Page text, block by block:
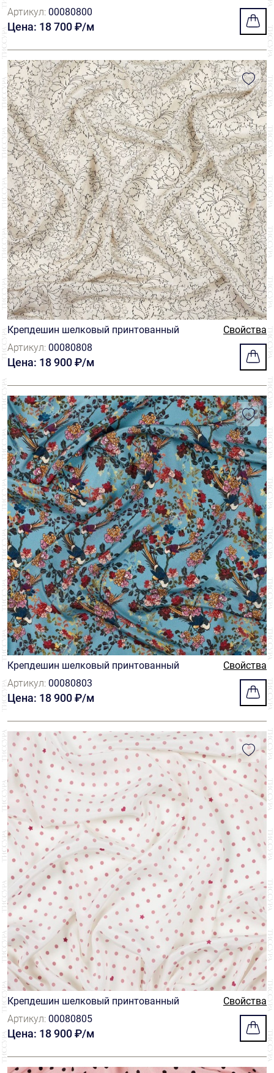
Артикул: 00080800
Цена: 18 700 ₽/м
Крепдешин шелковый принтованный
Свойства
Артикул: 00080808
Цена: 18 900 ₽/м
Крепдешин шелковый принтованный
Свойства
Артикул: 00080803
Цена: 18 900 ₽/м
Крепдешин шелковый принтованный
Свойства
Артикул: 00080805
Цена: 18 900 ₽/м